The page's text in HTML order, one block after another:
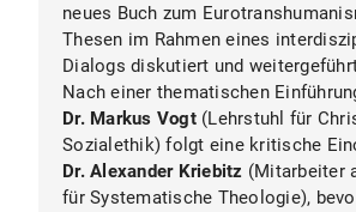
neues Buch zum
Thesen im Rahmen eines
Dialogs diskutiert und
Nach einer thematischen
Dr. Markus Vogt (Lehrstuhl für
Sozialethik) folgt eine kritische
Dr. Alexander Kriebitz (Mitarbeiter
für Systematische Theologie),